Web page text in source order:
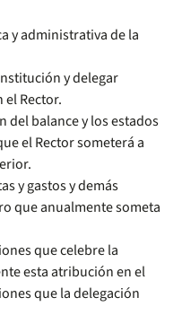
y administrativa de la
y delegar
Rector.
del balance y los estados
el Rector someterá a
y gastos y demás
que anualmente someta
que celebre la
esta atribución en el
que la delegación